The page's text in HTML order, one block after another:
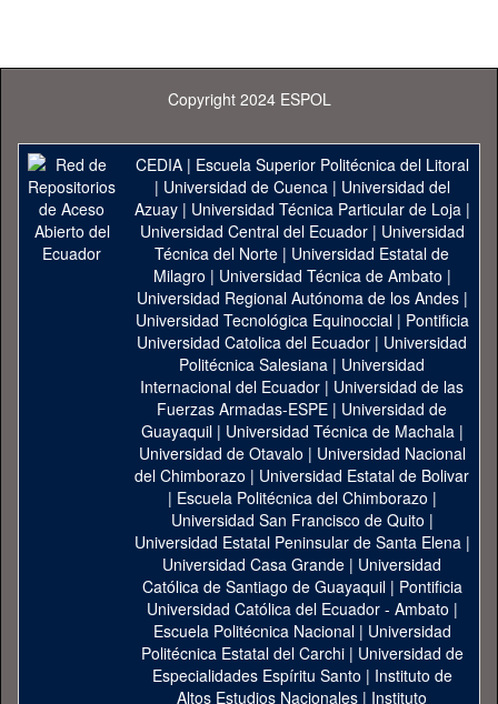
Copyright 2024 ESPOL
CEDIA| Escuela Superior Politécnica del Litoral
| Universidad de Cuenca| Universidad del
Azuay| Universidad Técnica Particular de Loja|
Universidad Central del Ecuador| Universidad
Técnica del Norte | Universidad Estatal de
Milagro | Universidad Técnica de Ambato |
Universidad Regional Autónoma de los Andes|
Universidad Tecnológica Equinoccial| Pontificia
Universidad Catolica del Ecuador | Universidad
Politécnica Salesiana | Universidad
Internacional del Ecuador | Universidad de las
Fuerzas Armadas-ESPE | Universidad de
Guayaquil| Universidad Técnica de Machala|
Universidad de Otavalo | Universidad Nacional
del Chimborazo | Universidad Estatal de Bolivar
| Escuela Politécnica del Chimborazo |
Universidad San Francisco de Quito |
Universidad Estatal Peninsular de Santa Elena|
Universidad Casa Grande | Universidad
Católica de Santiago de Guayaquil| Pontificia
Universidad Católica del Ecuador - Ambato |
Escuela Politécnica Nacional| Universidad
Politécnica Estatal del Carchi| Universidad de
Especialidades Espíritu Santo | Instituto de
Altos Estudios Nacionales | Instituto